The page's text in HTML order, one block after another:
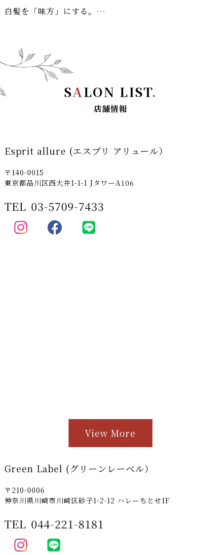
白髪を「味方」にする。あえて明るく染める「ポジティブ・グレイカラー」のススメ
SALON LIST.
店舗情報
Esprit allure (エスプリ アリュール）
〒140-0015
東京都品川区西大井1-1-1 JタワーA106
TEL 03-5709-7433
View More
Green Label (グリーンレーベル）
〒210-0006
神奈川県川崎市川崎区砂子1-2-12 ハレーちとせ1F
TEL 044-221-8181